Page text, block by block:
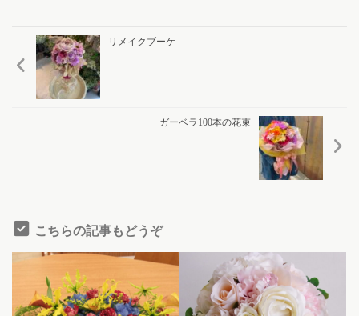
リメイクブーケ
ガーベラ100本の花束
こちらの記事もどうぞ